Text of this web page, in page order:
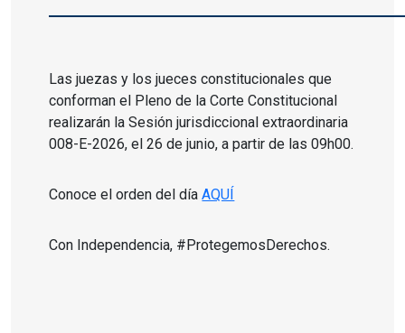
Las juezas y los jueces constitucionales que
conforman el Pleno de la Corte Constitucional
realizarán la Sesión jurisdiccional extraordinaria
008-E-2026, el 26 de junio, a partir de las 09h00.
Conoce el orden del díaAQUÍ
Con Independencia, #ProtegemosDerechos.